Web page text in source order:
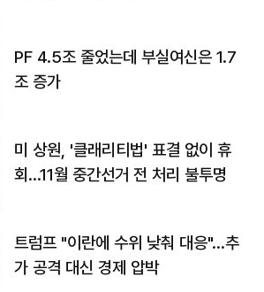
PF 4.5조 줄었는데 부실여신은 1.7
조 증가
미 상원, '클래리티법' 표결 없이 휴
회…11월 중간선거 전 처리 불투명
트럼프 "이란에 수위 낮춰 대응"…추
가 공격 대신 경제 압박